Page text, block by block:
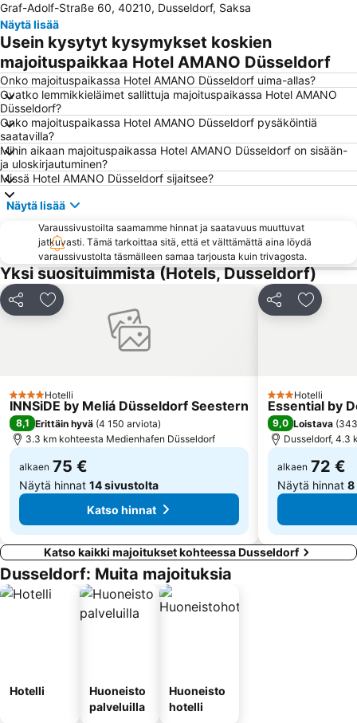
Messe Essen
Düsseldorf Stadtmitte
Duisburgin päärautatieasema
Fühlinger See
ISS Dome
Kaisergarten
Bahnhof Düsseldorf Flughafen
Belgian Quarter
Weihnachtsmarkt Düsseldorf
Altstadt-Nord
Marienburg
Jahrhunderthalle Bochum
Equitana Equestrian Sports World Fair
Königsallee
TuRU 1880
Pempelfort
Ehrenfeld
Hauptbahnhof Essen
Stadtkern
Zollverein
Altstadt
Movie Park Germany
Oberkassel
Veltins Areena
Medienhafen Düsseldorf
Flingern-Süd
Graf-Adolf-Straße 60, 40210, Dusseldorf, Saksa
Näytä lisää
Usein kysytyt kysymykset koskien
majoituspaikkaa Hotel AMANO Düsseldorf
Onko majoituspaikassa Hotel AMANO Düsseldorf uima-allas?
Ovatko lemmikkieläimet sallittuja majoituspaikassa Hotel AMANO
Düsseldorf?
Onko majoituspaikassa Hotel AMANO Düsseldorf pysäköintiä
saatavilla?
Mihin aikaan majoituspaikassa Hotel AMANO Düsseldorf on sisään-
ja uloskirjautuminen?
Missä Hotel AMANO Düsseldorf sijaitsee?
Näytä lisää
Varaussivustoilta saamamme hinnat ja saatavuus muuttuvat
jatkuvasti. Tämä tarkoittaa sitä, että et välttämättä aina löydä
varaussivustolta täsmälleen samaa tarjousta kuin trivagosta.
Yksi suosituimmista (Hotels, Dusseldorf)
Jaa Lisää suosikkeihin
4 Tähtiluokitus
Hotelli
INNSiDE by Meliá Düsseldorf Seestern
8,1 Erittäin hyvä (4 150 arviota)
3.3 km kohteesta Medienhafen Düsseldorf
alkaen 75 €
Näytä hinnat 14 sivustolta
Katso hinnat
Jaa Lisää
3 Tähtiluokitus
Hotelli
Essential by
9,0 Loistava (
Dusseldorf, 4.3
alkaen 72 €
Näytä hinnat 8
Katso kaikki majoitukset kohteessa Dusseldorf
Dusseldorf: Muita majoituksia
Hotelli
Huoneisto
palveluilla
Huoneisto
hotelli